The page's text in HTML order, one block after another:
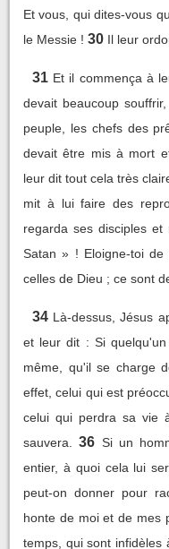
Et vous, qui dites-vous
le Messie ! 30 Il leur
31 Et il commença à
devait beaucoup
peuple, les chefs des
devait être mis à mort
leur dit tout cela très
mit à lui faire des
regarda ses disciples
Satan » ! Eloigne-toi
celles de Dieu ; ce sont
34 Là-dessus, Jésus
et leur dit : Si
même, qu'il se charge
effet, celui qui est
celui qui perdra sa vie
sauvera.
36 Si un
entier, à quoi cela lui
peut-on donner pour
honte de moi et de mes
temps, qui sont infidèles